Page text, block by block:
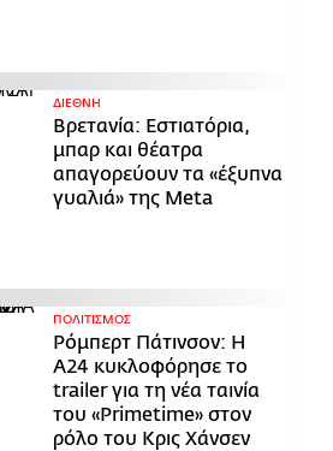
ΔΙΕΘΝΗ
Βρετανία: Εστιατόρια,
μπαρ και θέατρα
απαγορεύουν τα «έξυπνα
γυαλιά» της Meta
ΠΟΛΙΤΙΣΜΟΣ
Ρόμπερτ Πάτινσον: Η
Α24 κυκλοφόρησε το
trailer για τη νέα ταινία
του «Primetime» στον
ρόλο του Κρις Χάνσεν